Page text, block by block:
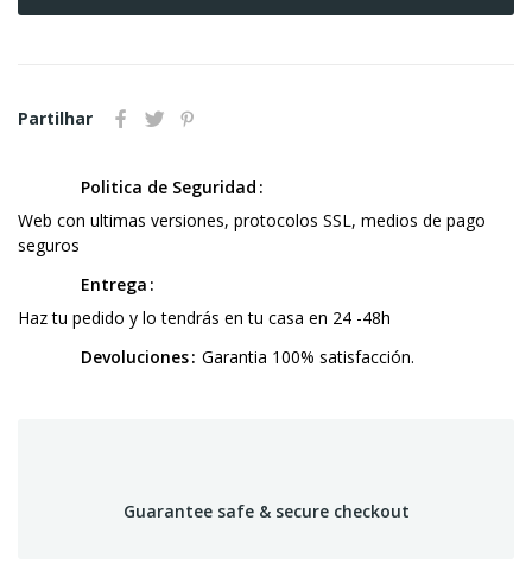
Partilhar
Politica de Seguridad
Web con ultimas versiones, protocolos SSL, medios de pago
seguros
Entrega
Haz tu pedido y lo tendrás en tu casa en 24 -48h
Devoluciones Garantia 100% satisfacción.
Guarantee safe & secure checkout